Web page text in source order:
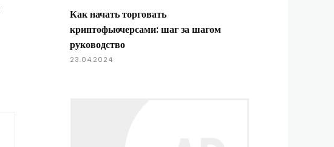
Как начать торговать
криптофьючерсами: шаг за шагом
руководство
23.04.2024